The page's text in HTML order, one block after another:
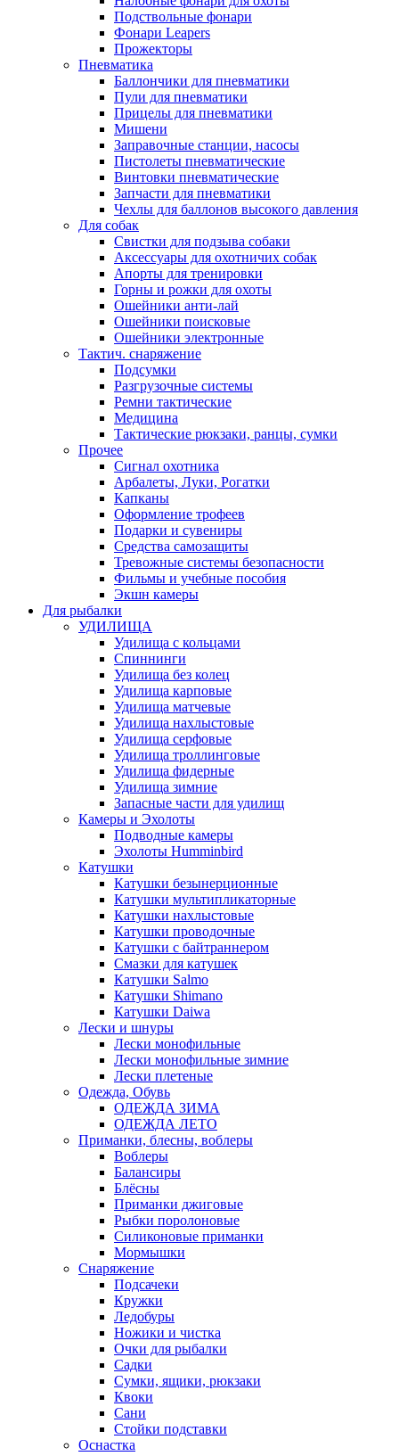
Подствольные фонари
Фонари Leapers
Прожекторы
Пневматика
Баллончики для пневматики
Пули для пневматики
Прицелы для пневматики
Мишени
Заправочные станции, насосы
Пистолеты пневматические
Винтовки пневматические
Запчасти для пневматики
Чехлы для баллонов высокого давления
Для собак
Свистки для подзыва собаки
Аксессуары для охотничих собак
Апорты для тренировки
Горны и рожки для охоты
Ошейники анти-лай
Ошейники поисковые
Ошейники электронные
Тактич. снаряжение
Подсумки
Разгрузочные системы
Ремни тактические
Медицина
Тактические рюкзаки, ранцы, сумки
Прочее
Сигнал охотника
Арбалеты, Луки, Рогатки
Капканы
Оформление трофеев
Подарки и сувениры
Средства самозащиты
Тревожные системы безопасности
Фильмы и учебные пособия
Экшн камеры
Для рыбалки
УДИЛИЩА
Удилища с кольцами
Спиннинги
Удилища без колец
Удилища карповые
Удилища матчевые
Удилища нахлыстовые
Удилища серфовые
Удилища троллинговые
Удилища фидерные
Удилища зимние
Запасные части для удилищ
Камеры и Эхолоты
Подводные камеры
Эхолоты Humminbird
Катушки
Катушки безынерционные
Катушки мультипликаторные
Катушки нахлыстовые
Катушки проводочные
Катушки с байтраннером
Смазки для катушек
Катушки Salmo
Катушки Shimano
Катушки Daiwa
Лески и шнуры
Лески монофильные
Лески монофильные зимние
Лески плетеные
Одежда, Обувь
ОДЕЖДА ЗИМА
ОДЕЖДА ЛЕТО
Приманки, блесны, воблеры
Воблеры
Балансиры
Блёсны
Приманки джиговые
Рыбки поролоновые
Силиконовые приманки
Мормышки
Снаряжение
Подсачеки
Кружки
Ледобуры
Ножики и чистка
Очки для рыбалки
Садки
Сумки, ящики, рюкзаки
Квоки
Сани
Стойки подставки
Оснастка